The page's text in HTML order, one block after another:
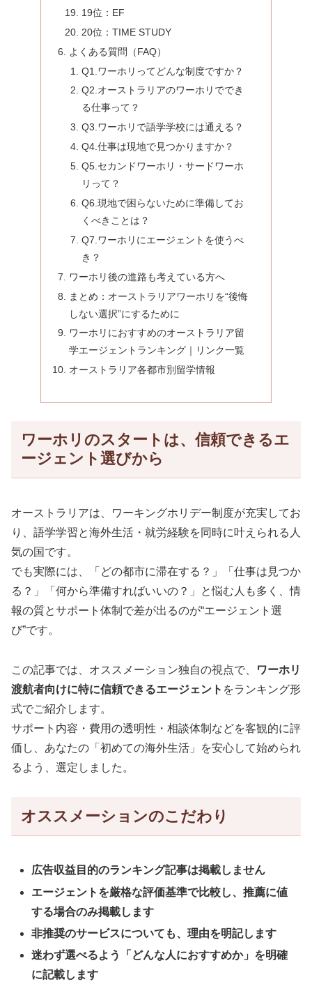
19位：EF
20位：TIME STUDY
よくある質問（FAQ）
Q1.ワーホリってどんな制度ですか？
Q2.オーストラリアのワーホリででき
る仕事って？
Q3.ワーホリで語学学校には通える？
Q4.仕事は現地で見つかりますか？
Q5.セカンドワーホリ・サードワーホ
リって？
Q6.現地で困らないために準備してお
くべきことは？
Q7.ワーホリにエージェントを使うべ
き？
ワーホリ後の進路も考えている方へ
まとめ：オーストラリアワーホリを“後悔
しない選択”にするために
ワーホリにおすすめのオーストラリア留
学エージェントランキング｜リンク一覧
オーストラリア各都市別留学情報
ワーホリのスタートは、信頼できるエ
ージェント選びから
オーストラリアは、ワーキングホリデー制度が充実してお
り、語学学習と海外生活・就労経験を同時に叶えられる人
気の国です。
でも実際には、「どの都市に滞在する？」「仕事は見つか
る？」「何から準備すればいいの？」と悩む人も多く、情
報の質とサポート体制で差が出るのが“エージェント選
び”です。
この記事では、オススメーション独自の視点で、
ワーホリ
渡航者向けに特に信頼できるエージェント をランキング形
式でご紹介します。
サポート内容・費用の透明性・相談体制などを客観的に評
価し、あなたの「初めての海外生活」を安心して始められ
るよう、選定しました。
オススメーションのこだわり
広告収益目的のランキング記事は掲載しません
エージェントを厳格な評価基準で比較し、推薦に値
する場合のみ掲載します
非推奨のサービスについても、理由を明記します
迷わず選べるよう「どんな人におすすめか」を明確
に記載します